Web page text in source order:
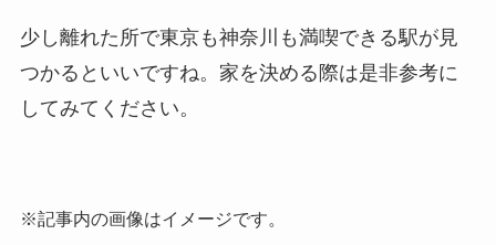
少し離れた所で東京も神奈川も満喫できる駅が見
つかるといいですね。 家を決める際は是非参考に
してみてください。
※記事内の画像はイメージです。